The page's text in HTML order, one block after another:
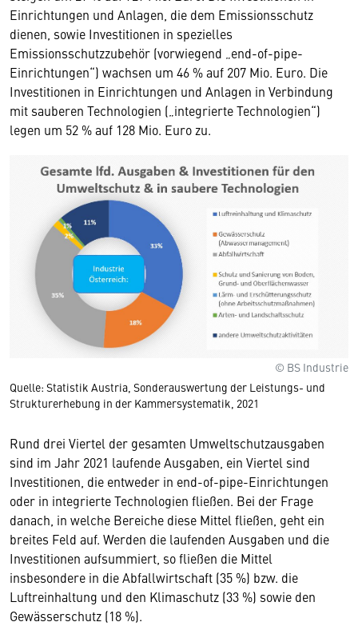
Einrichtungen und Anlagen, die dem Emissionsschutz
dienen, sowie Investitionen in spezielles
Emissionsschutzzubehör (vorwiegend „end-of-pipe-
Einrichtungen“) wachsen um 46 % auf 207 Mio. Euro. Die
Investitionen in Einrichtungen und Anlagen in Verbindung
mit sauberen Technologien („integrierte Technologien“)
legen um 52 % auf 128 Mio. Euro zu.
© BS Industrie
Quelle: Statistik Austria, Sonderauswertung der Leistungs- und
Strukturerhebung in der Kammersystematik, 2021
Rund drei Viertel der gesamten Umweltschutzausgaben
sind im Jahr 2021 laufende Ausgaben, ein Viertel sind
Investitionen, die entweder in end-of-pipe-Einrichtungen
oder in integrierte Technologien fließen. Bei der Frage
danach, in welche Bereiche diese Mittel fließen, geht ein
breites Feld auf. Werden die laufenden Ausgaben und die
Investitionen aufsummiert, so fließen die Mittel
insbesondere in die Abfallwirtschaft (35 %) bzw. die
Luftreinhaltung und den Klimaschutz (33 %) sowie den
Gewässerschutz (18 %).